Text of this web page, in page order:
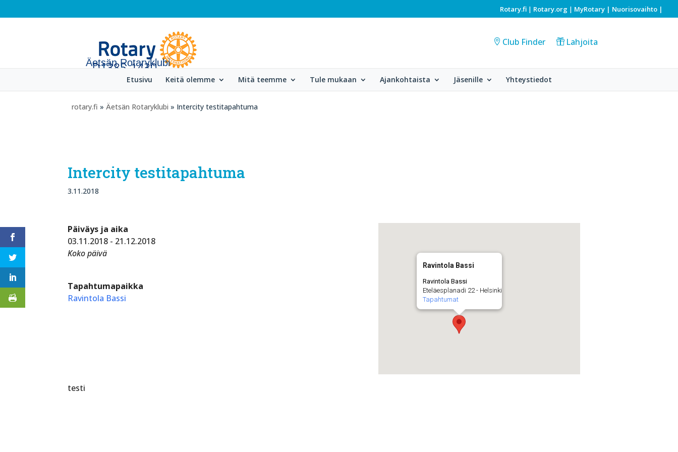
Rotary.fi | Rotary.org | MyRotary | Nuorisovaihto |
Äetsän Rotaryklubi
Club Finder Lahjoita
Etusivu Keitä olemme Mitä teemme Tule mukaan Ajankohtaista Jäsenille Yhteystiedot
rotary.fi » Äetsän Rotaryklubi » Intercity testitapahtuma
Intercity testitapahtuma
3.11.2018
Ravintola Bassi
Ravintola Bassi
Eteläesplanadi 22 - Helsinki
Tapahtumat
Päiväys ja aika
03.11.2018 - 21.12.2018
Koko päivä
Tapahtumapaikka
Ravintola Bassi
testi